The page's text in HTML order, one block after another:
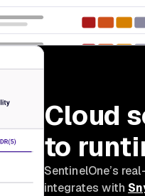
Cloud
to
SentinelOne’s
integrates with